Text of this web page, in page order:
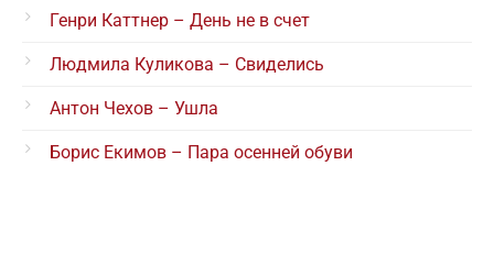
Генри Каттнер – День не в счет
Людмила Куликова – Свиделись
Антон Чехов – Ушла
Борис Екимов – Пара осенней обуви